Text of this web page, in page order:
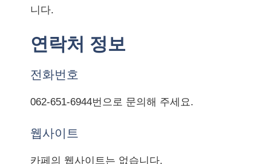
니다.
연락처 정보
전화번호
062-651-6944번으로 문의해 주세요.
웹사이트
카페의 웹사이트는 없습니다.